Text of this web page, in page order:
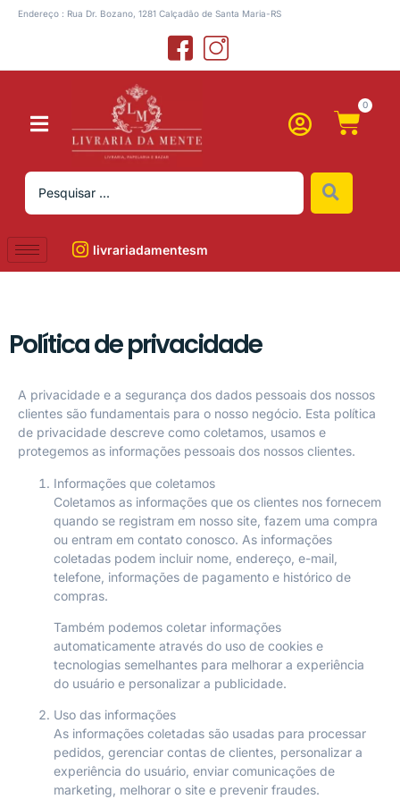
Endereço : Rua Dr. Bozano, 1281 Calçadão de Santa Maria-RS
0
livrariadamentesm
Política de privacidade
A privacidade e a segurança dos dados pessoais dos nossos
clientes são fundamentais para o nosso negócio. Esta política
de privacidade descreve como coletamos, usamos e
protegemos as informações pessoais dos nossos clientes.
Informações que coletamos
Coletamos as informações que os clientes nos fornecem
quando se registram em nosso site, fazem uma compra
ou entram em contato conosco. As informações
coletadas podem incluir nome, endereço, e-mail,
telefone, informações de pagamento e histórico de
compras.
Também podemos coletar informações
automaticamente através do uso de cookies e
tecnologias semelhantes para melhorar a experiência
do usuário e personalizar a publicidade.
Uso das informações
As informações coletadas são usadas para processar
pedidos, gerenciar contas de clientes, personalizar a
experiência do usuário, enviar comunicações de
marketing, melhorar o site e prevenir fraudes.